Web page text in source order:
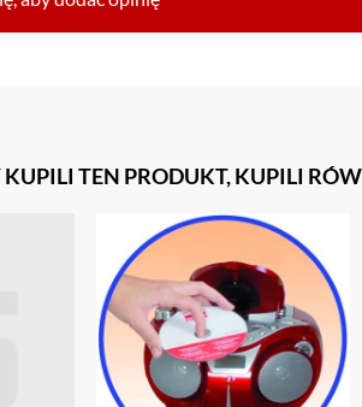
TEN PRODUKT, KUPILI